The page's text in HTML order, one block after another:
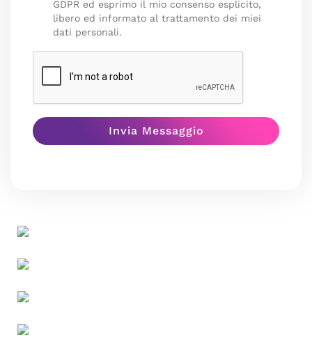
GDPR ed esprimo il mio consenso esplicito,
libero ed informato al trattamento dei miei
dati personali.